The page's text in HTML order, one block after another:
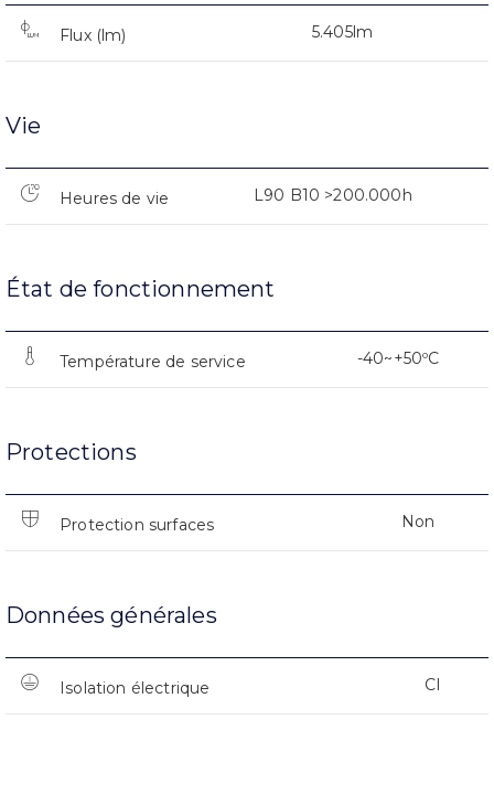
Flux (lm) 5.405lm
Vie
Heures de vie L90 B10 >200.000h
État de fonctionnement
Température de service -40~+50ºC
Protections
Protection surfaces Non
Données générales
Isolation électrique CI